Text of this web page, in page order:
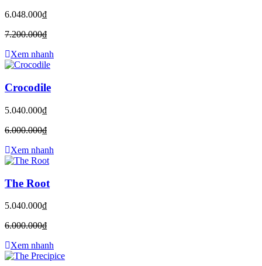
6.048.000₫
7.200.000₫
Xem nhanh
Crocodile
5.040.000₫
6.000.000₫
Xem nhanh
The Root
5.040.000₫
6.000.000₫
Xem nhanh